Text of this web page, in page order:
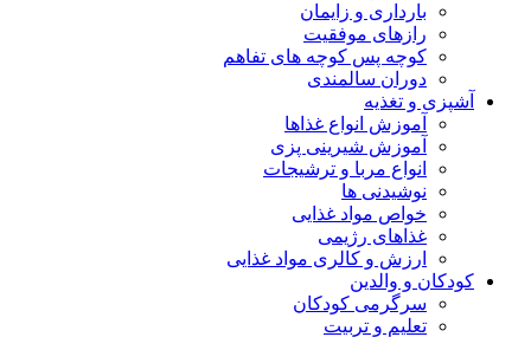
بارداری و زایمان
رازهای موفقیت
کوچه پس کوچه های تفاهم
دوران سالمندی
آشپزی و تغذیه
آموزش انواع غذاها
آموزش شیرینی پزی
انواع مربا و ترشیجات
نوشیدنی ها
خواص مواد غذایی
غذاهای رژیمی
ارزش و کالری مواد غذایی
کودکان و والدین
سرگرمی کودکان
تعلیم و تربیت